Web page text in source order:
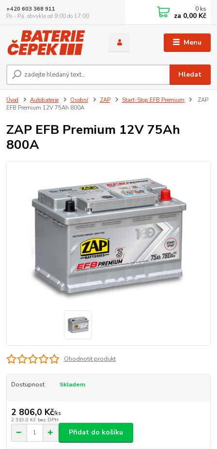
Menu
Hledat
+420 603 368 911
Po - Pá, obvykle od 9:00 do 17:00
0 ks
za 0,00 Kč
Úvod Autobaterie Osobní ZAP Start-Stop EFB Premium
ZAP
EFB Premium 12V 75Ah 800A
ZAP EFB Premium 12V 75Ah
800A
Ohodnotit produkt
Dostupnost Skladem
2 806,0 Kč/ks
2 319,0 Kč bez DPH
Přidat do košíku